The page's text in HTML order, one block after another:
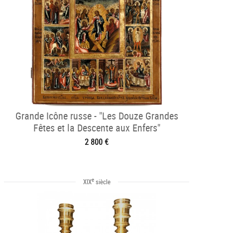
Grande Icône russe - "Les Douze Grandes
Fêtes et la Descente aux Enfers"
2 800 €
XIXesiècle